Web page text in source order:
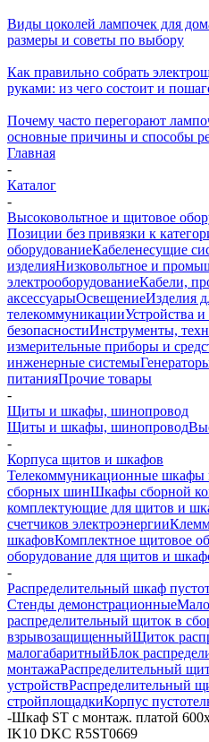
Виды цоколей лампочек для
размеры и советы по выбору
Как правильно собрать
руками: из чего состоит и
Почему часто перегорают
основные причины и способы
Главная
-
Каталог
-
Высоковольтное и щитовое
Позиции без привязки к
оборудованиеКабеленесущие
изделияНизковольтное и
электрооборудованиеКабели,
аксессуарыОсвещениеИзделия
телекоммуникацииУстройства и
безопасностиИнструменты,
измерительные приборы и
инженерные системы
питанияПрочие товары
-
Щиты и шкафы, шинопровод
Щиты и шкафы, шинопровод
-
Корпуса щитов и шкафов
Телекоммуникационные шкафы
сборных шинШкафы сборной
комплектующие для щитов и
счетчиков электроэнергии
шкафовКомплектное щитовое
оборудование для щитов и
-
Распределительный шкаф
Стенды демонстрационные
распределительный щиток в
взрывозащищенныйЩиток
малогабаритныйБлок
монтажаРаспределительный
устройствРаспределительный
стройплощадкиКорпус
-Шкаф ST с монтаж. платой
IK10 DKC R5ST0669